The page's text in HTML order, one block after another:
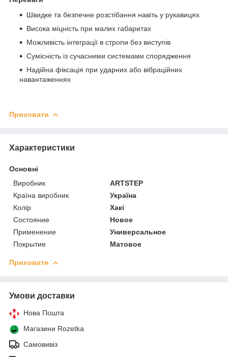
Швидке та безпечне розстібання навіть у рукавицях
Висока міцність при малих габаритах
Можливість інтеграції в стропи без виступів
Сумісність із сучасними системами спорядження
Надійна фіксація при ударних або вібраційних
навантаженнях
Приховати
Характеристики
Основні
Виробник
ARTSTEP
Країна виробник
Україна
Колір
Хакі
Состояние
Новое
Применение
Универсальное
Покрытие
Матовое
Приховати
Умови доставки
Нова Пошта
Магазини Rozetka
Самовивіз